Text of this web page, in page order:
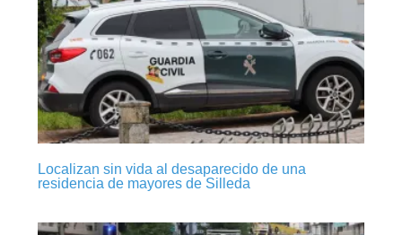
Localizan sin vida al desaparecido de una
residencia de mayores de Silleda